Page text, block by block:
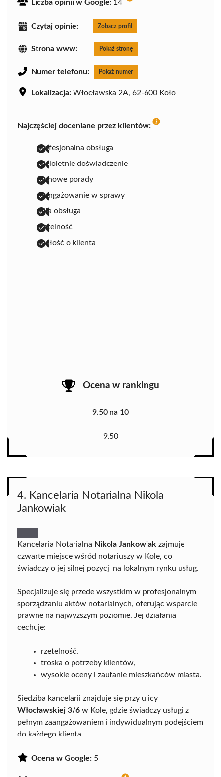
Liczba opinii w Google: 14
Czytaj opinie: Zobacz profil
Strona www: Pokaż stronę
Numer telefonu: Pokaż numer
Lokalizacja: Włocławska 2A, 62-600 Koło
Najczęściej doceniane przez klientów:
profesjonalna obsługa
wieloletnie doświadczenie
fachowe porady
zaangażowanie w sprawy
miła obsługa
rzetelność
dbałość o klienta
Ocena w rankingu
9.50 na 10
9.50
4. Kancelaria Notarialna Nikola
Jankowiak
Kancelaria Notarialna Nikola Jankowiak zajmuje
czwarte miejsce wśród notariuszy w Kole, co
świadczy o jej silnej pozycji na lokalnym rynku usług.
Specjalizuje się przede wszystkim w profesjonalnym
sporządzaniu aktów notarialnych, oferując wsparcie
prawne na najwyższym poziomie. Jej działania
cechuje:
rzetelność,
troska o potrzeby klientów,
wysokie oceny i zaufanie mieszkańców miasta.
Siedziba kancelarii znajduje się przy ulicy
Włocławskiej 3/6 w Kole, gdzie świadczy usługi z
pełnym zaangażowaniem i indywidualnym podejściem
do każdego klienta.
Ocena w Google: 5